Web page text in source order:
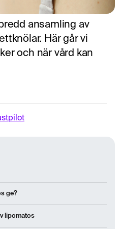
ansamling av
Här går vi
och när vård kan
ge?
lipomatos